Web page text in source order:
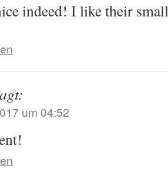
indeed! I like their
um 04:52